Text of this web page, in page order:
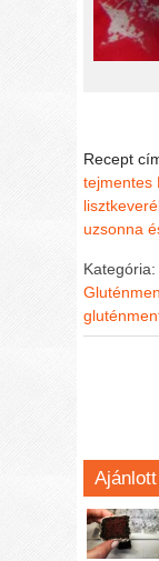
Recept
tejmentes
uzsonna